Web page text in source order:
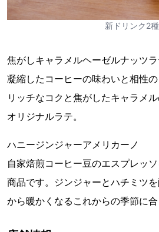
新ドリンク2種
焦がしキャラメルヘーゼルナッツ
凝縮したコーヒーの味わいと相性
リッチなコクと焦がしたキャラメ
オリジナルラテ。
ハニージンジャーアメリカーノ
自家焙煎コーヒー豆のエスプレッ
商品です。ジンジャーとハチミツ
から暖かくなるこれからの季節に合